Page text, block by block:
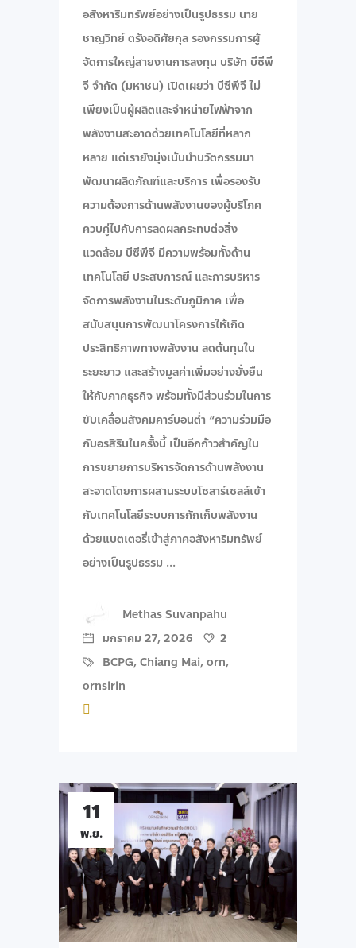
อสังหาริมทรัพย์อย่างเป็นรูปธรรม นาย
ชาญวิทย์ ตรังอดิศัยกุล รองกรรมการผู้
จัดการใหญ่สายงานการลงทุน บริษัท บีซีพี
จี จำกัด (มหาชน) เปิดเผยว่า บีซีพีจี ไม่
เพียงเป็นผู้ผลิตและจำหน่ายไฟฟ้าจาก
พลังงานสะอาดด้วยเทคโนโลยีที่หลาก
หลาย แต่เรายังมุ่งเน้นนำนวัตกรรมมา
พัฒนาผลิตภัณฑ์และบริการ เพื่อรองรับ
ความต้องการด้านพลังงานของผู้บริโภค
ควบคู่ไปกับการลดผลกระทบต่อสิ่ง
แวดล้อม บีซีพีจี มีความพร้อมทั้งด้าน
เทคโนโลยี ประสบการณ์ และการบริหาร
จัดการพลังงานในระดับภูมิภาค เพื่อ
สนับสนุนการพัฒนาโครงการให้เกิด
ประสิทธิภาพทางพลังงาน ลดต้นทุนใน
ระยะยาว และสร้างมูลค่าเพิ่มอย่างยั่งยืน
ให้กับภาคธุรกิจ พร้อมทั้งมีส่วนร่วมในการ
ขับเคลื่อนสังคมคาร์บอนต่ำ “ความร่วมมือ
กับอรสิรินในครั้งนี้ เป็นอีกก้าวสำคัญใน
การขยายการบริหารจัดการด้านพลังงาน
สะอาดโดยการผสานระบบโซลาร์เซลล์เข้า
กับเทคโนโลยีระบบการกักเก็บพลังงาน
ด้วยแบตเตอรี่เข้าสู่ภาคอสังหาริมทรัพย์
อย่างเป็นรูปธรรม
Methas Suvanpahu
มกราคม 27, 2026
2
BCPG, Chiang Mai, orn,
ornsirin
11
พ.ย.